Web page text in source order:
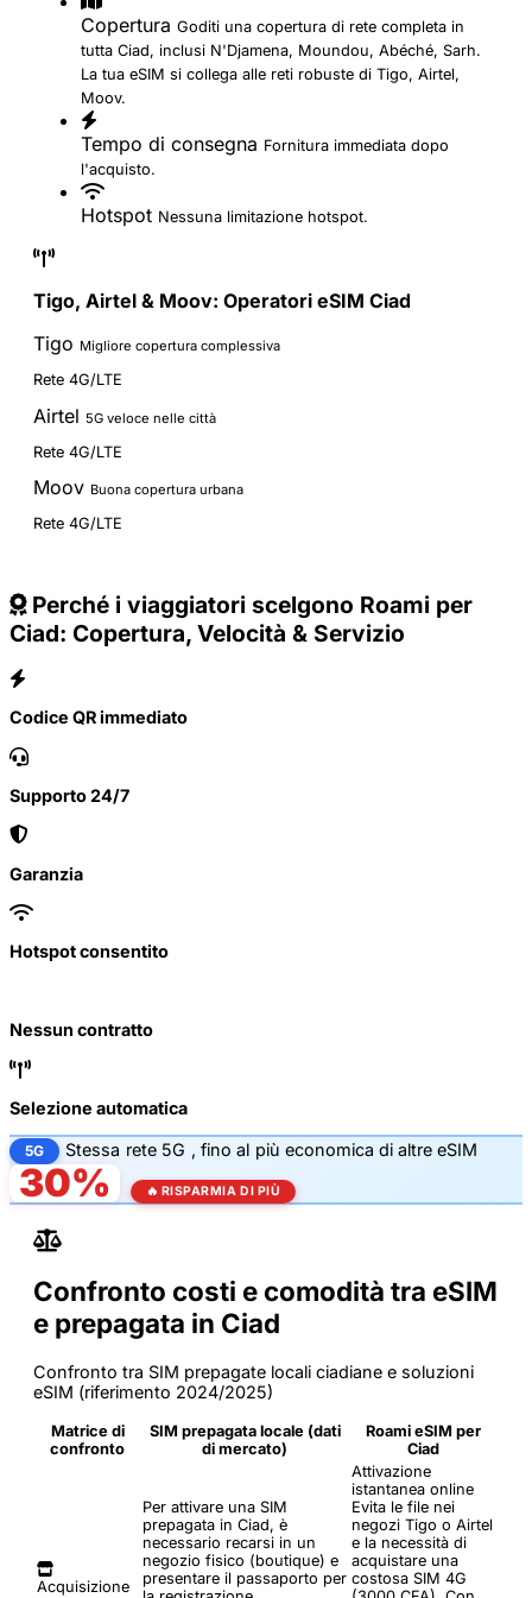
Copertura Goditi una copertura di rete completa in
tutta Ciad, inclusi N'Djamena, Moundou, Abéché, Sarh.
La tua eSIM si collega alle reti robuste di Tigo, Airtel,
Moov.
Tempo di consegna Fornitura immediata dopo
l'acquisto.
Hotspot Nessuna limitazione hotspot.
Tigo, Airtel & Moov: Operatori eSIM Ciad
Tigo Migliore copertura complessiva
Rete 4G/LTE
Airtel 5G veloce nelle città
Rete 4G/LTE
Moov Buona copertura urbana
Rete 4G/LTE
Perché i viaggiatori scelgono Roami per
Ciad: Copertura, Velocità & Servizio
Codice QR immediato
Supporto 24/7
Garanzia
Hotspot consentito
Nessun contratto
Selezione automatica
5G Stessa rete 5G , fino al più economica di altre eSIM
30% 🔥 RISPARMIA DI PIÙ
Confronto costi e comodità tra eSIM
e prepagata in Ciad
Confronto tra SIM prepagate locali ciadiane e soluzioni
eSIM (riferimento 2024/2025)
Matrice di
confronto
SIM prepagata locale (dati
di mercato)
Roami eSIM per
Ciad
Acquisizione
Per attivare una SIM
prepagata in Ciad, è
necessario recarsi in un
negozio fisico (boutique) e
presentare il passaporto per
Attivazione
istantanea online
Evita le file nei
negozi Tigo o Airtel
e la necessità di
acquistare una
costosa SIM 4G